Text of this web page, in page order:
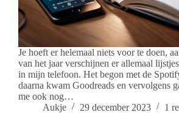
Je hoeft er helemaal niets voor te doen,
van het jaar verschijnen er allemaal
in mijn telefoon. Het begon met de
daarna kwam Goodreads en vervolgens
me ook nog…
Aukje
29 december 2023 1